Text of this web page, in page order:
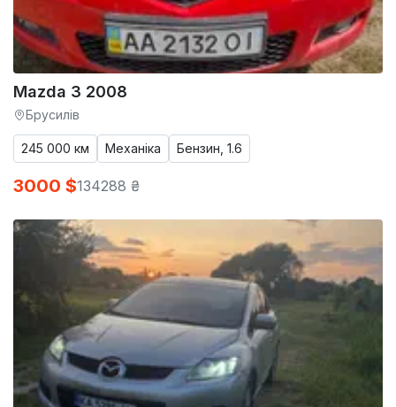
Mazda 3 2008
Брусилів
245 000 км Механіка Бензин, 1.6
3000 $134288 ₴